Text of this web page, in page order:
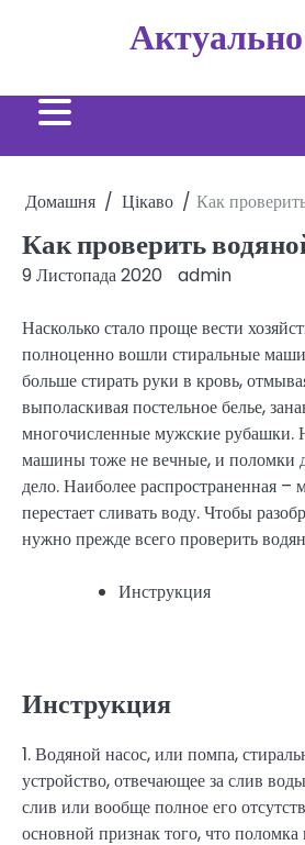
Домашня Цікаво Как
Как проверить
9 Листопада 2020 admin
Насколько стало проще вести
полноценно вошли стиральные
больше стирать руки в кровь,
выполаскивая постельное белье,
многочисленные мужские рубашки.
машины тоже не вечные, и поломки
дело. Наиболее распространенная –
перестает сливать воду. Чтобы
нужно прежде всего проверить
Инструкция
Инструкция
1. Водяной насос, или помпа,
устройство, отвечающее за слив
слив или вообще полное его
основной признак того, что